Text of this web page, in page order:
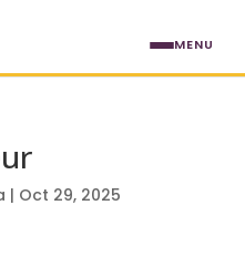
| Oct 29, 2025
MENU